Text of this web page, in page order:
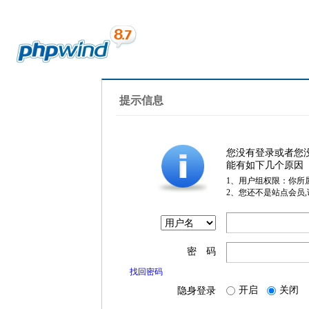
提示信息
您没有登录或者您
能有如下几个原因
1、用户组权限：你所
2、您还不是站点会员
密 码
找回密码
隐身登录 开启 关闭